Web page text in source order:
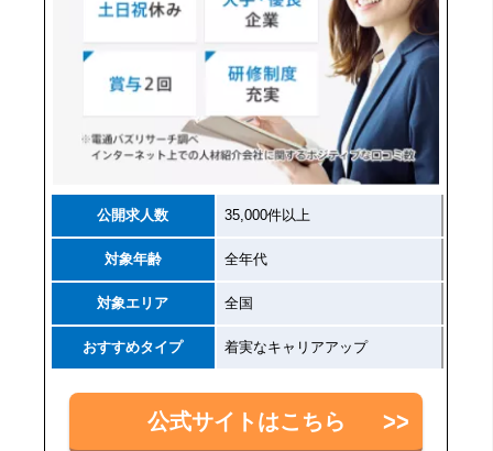
公開求人数 35,000件以上
対象年齢 全年代
対象エリア 全国
おすすめタイプ 着実なキャリアアップ
公式サイトはこちら